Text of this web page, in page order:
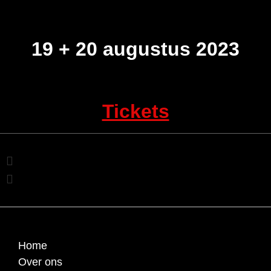
19 + 20 augustus 2023
Tickets
Home
Over ons